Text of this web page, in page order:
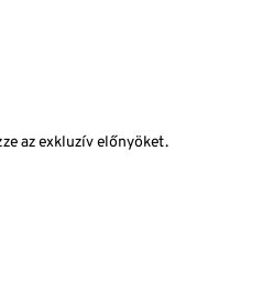
az exkluzív előnyöket.